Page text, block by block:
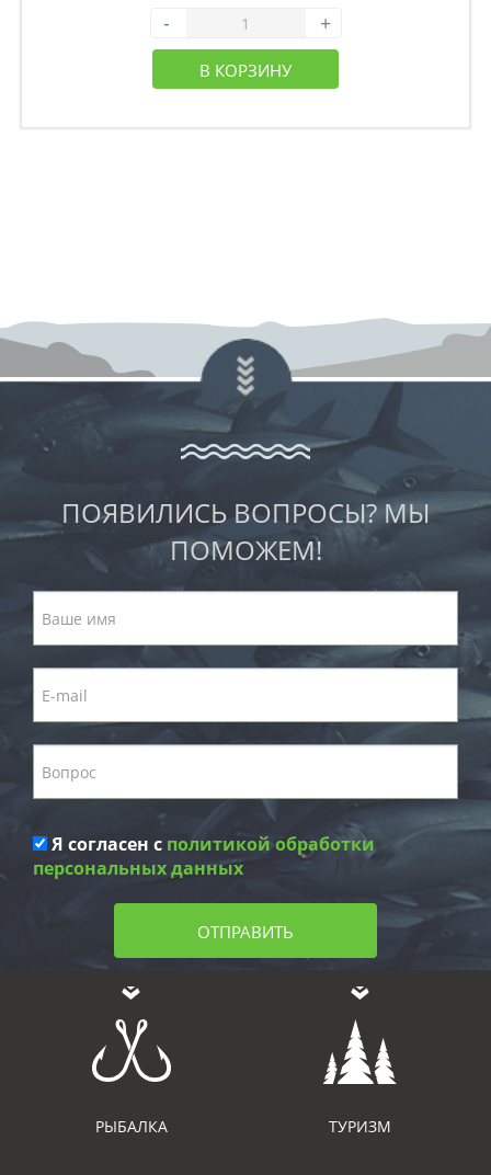
- +
В КОРЗИНУ
ПОЯВИЛИСЬ ВОПРОСЫ? МЫ
ПОМОЖЕМ!
Я согласен с политикой обработки
персональных данных
ОТПРАВИТЬ
РЫБАЛКА ТУРИЗМ